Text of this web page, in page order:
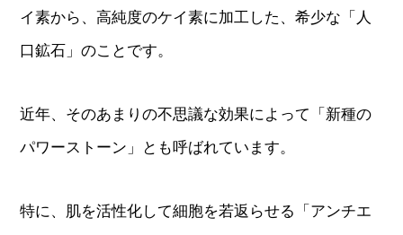
イ素から、高純度のケイ素に加工した、希少な「人
口鉱石」のことです。
近年、そのあまりの不思議な効果によって「新種の
パワーストーン」とも呼ばれています。
特に、肌を活性化して細胞を若返らせる「アンチエ